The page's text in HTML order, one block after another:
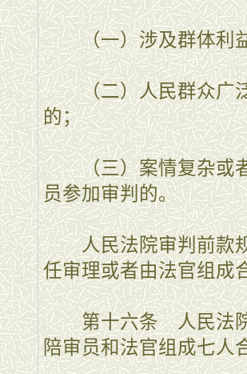
（一）涉及群体利益
（二）人民群众广泛
的；
（三）案情复杂或者
员参加审判的。
人民法院审判前款规
任审理或者由法官组成
第十六条 人民法院
陪审员和法官组成七人